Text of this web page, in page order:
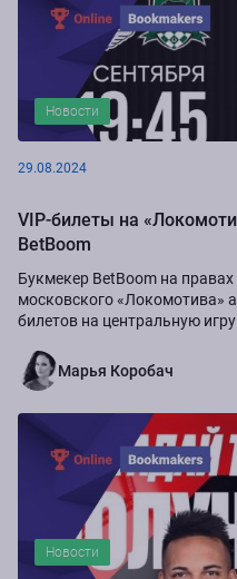
Новости
29.08.2024
VIP-билеты на
BetBoom
Букмекер BetBoom на правах
московского «Локомотива»
билетов на центральную
Марья Коробач
Новости